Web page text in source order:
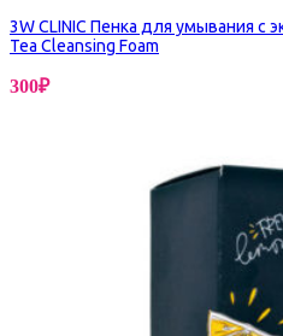
3W CLINIC Пенка для умывания с
Tea Cleansing Foam
300₽